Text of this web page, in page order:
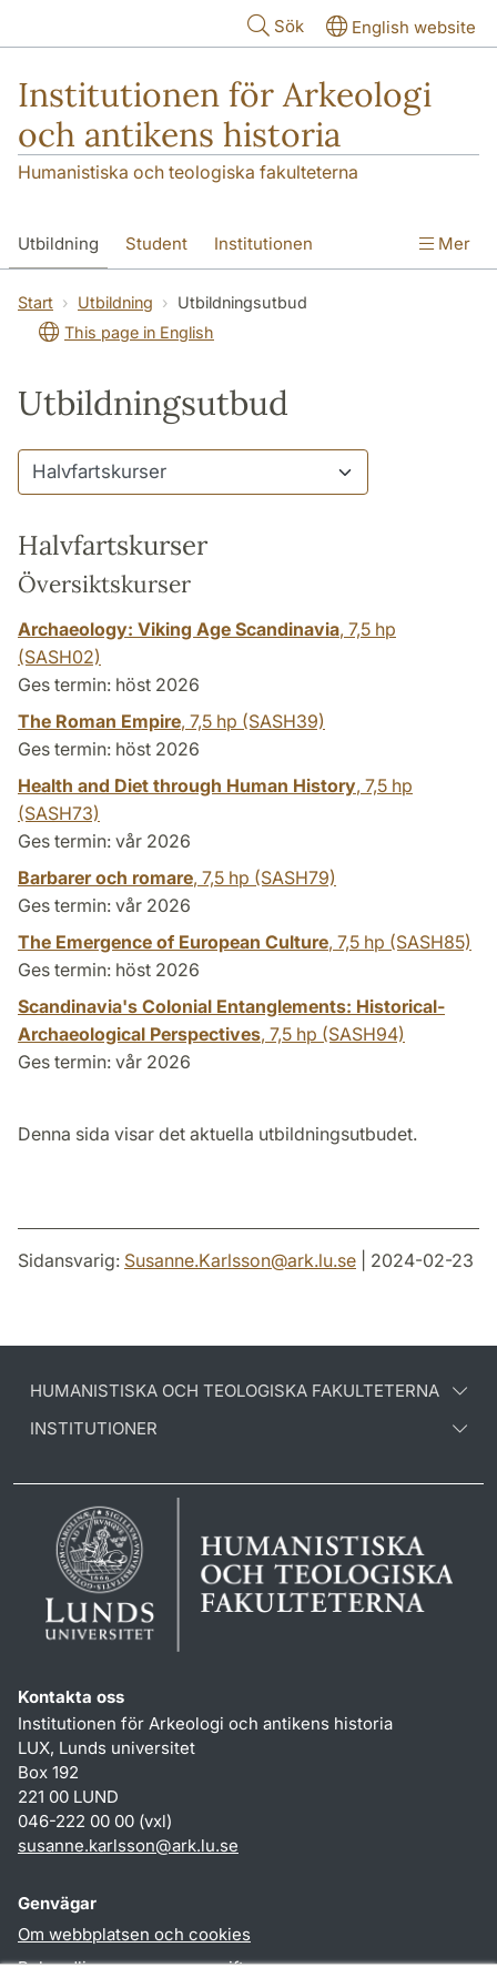
Sök English website
Institutionen för Arkeologi
och antikens historia
Humanistiska och teologiska fakulteterna
Utbildning Student Institutionen
Forskning Kontakt
Mer
Start Utbildning
Utbildningsutbud
This page in English
Utbildningsutbud
Halvfartskurser
Översiktskurser
Archaeology: Viking Age Scandinavia, 7,5 hp
(SASH02)
Ges termin: höst 2026
The Roman Empire, 7,5 hp (SASH39)
Ges termin: höst 2026
Health and Diet through Human History, 7,5 hp
(SASH73)
Ges termin: vår 2026
Barbarer och romare, 7,5 hp (SASH79)
Ges termin: vår 2026
The Emergence of European Culture, 7,5 hp (SASH85)
Ges termin: höst 2026
Scandinavia's Colonial Entanglements: Historical-
Archaeological Perspectives, 7,5 hp (SASH94)
Ges termin: vår 2026
Denna sida visar det aktuella utbildningsutbudet.
Sidansvarig: Susanne.Karlsson@ark.lu.se | 2024-02-23
HUMANISTISKA OCH TEOLOGISKA FAKULTETERNA
INSTITUTIONER
Kontakta oss
Institutionen för Arkeologi och antikens historia
LUX, Lunds universitet
Box 192
221 00 LUND
046-222 00 00 (vxl)
susanne.karlsson@ark.lu.se
Genvägar
Om webbplatsen och cookies
Behandling av personuppgifter